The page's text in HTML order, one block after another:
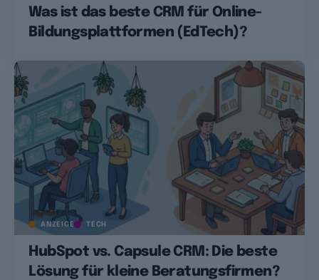
Was ist das beste CRM für Online-
Bildungsplattformen (EdTech)?
ANZEIGE TECH
HubSpot vs. Capsule CRM: Die beste
Lösung für kleine Beratungsfirmen?